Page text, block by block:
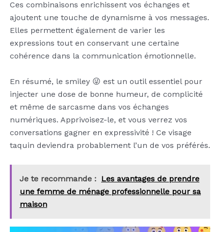
Ces combinaisons enrichissent vos échanges et
ajoutent une touche de dynamisme à vos messages.
Elles permettent également de varier les
expressions tout en conservant une certaine
cohérence dans la communication émotionnelle.
En résumé, le smiley 😜 est un outil essentiel pour
injecter une dose de bonne humeur, de complicité
et même de sarcasme dans vos échanges
numériques. Apprivoisez-le, et vous verrez vos
conversations gagner en expressivité ! Ce visage
taquin deviendra probablement l’un de vos préférés.
Je te recommande : Les avantages de prendre
une femme de ménage professionnelle pour sa
maison